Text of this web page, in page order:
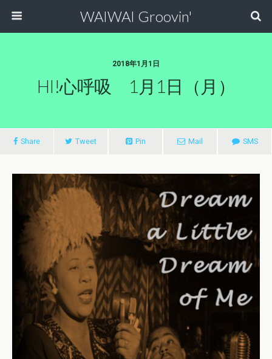
WAIWAI Groovin'
2018年1月1日
HI!心呼吸 1月1日（月）
Share Tweet Pin Mail SMS